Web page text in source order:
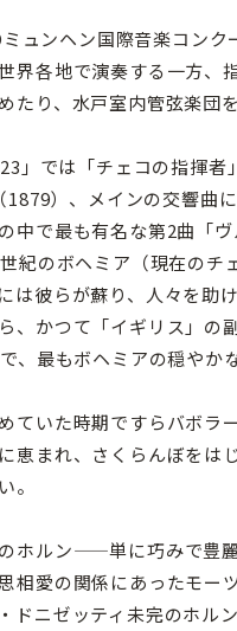
ュンヘン国際音楽コン
界各地で演奏する一方
たり、水戸室内管弦楽団
」では「チェコの指揮
）、メインの交響曲
中で最も有名な第2曲「
紀のボヘミア（現在の
は彼らが蘇り、人々を助
、かつて「イギリス」
、最もボヘミアの穏やか
ていた時期ですらバボラ
恵まれ、さくらんぼを
。
ホルン——単に巧みで豊
相愛の関係にあったモ
ドニゼッティ未完のホ